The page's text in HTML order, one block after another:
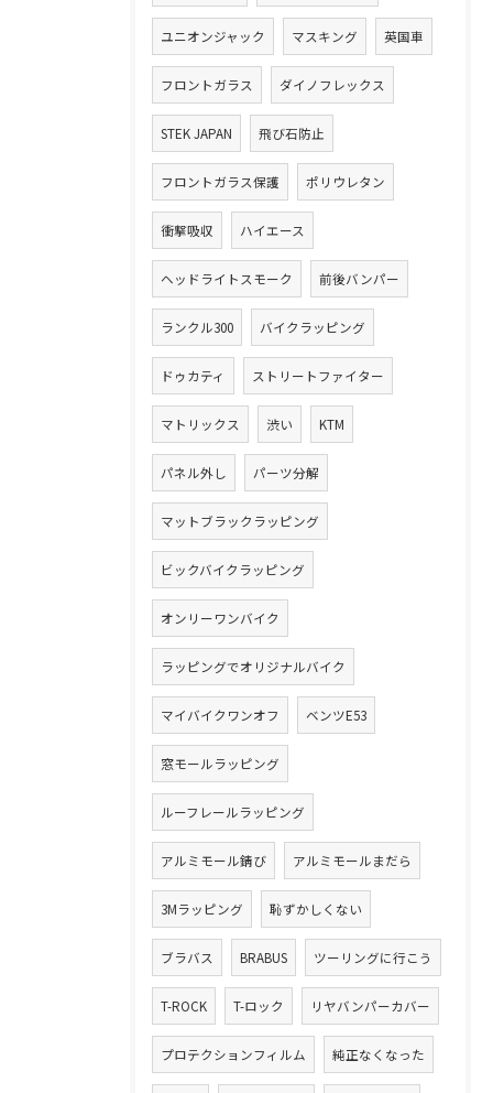
ユニオンジャック マスキング 英国車
フロントガラス ダイノフレックス
STEK JAPAN 飛び石防止
フロントガラス保護 ポリウレタン
衝撃吸収 ハイエース
ヘッドライトスモーク 前後バンパー
ランクル300 バイクラッピング
ドゥカティ ストリートファイター
マトリックス 渋い KTM
パネル外し パーツ分解
マットブラックラッピング
ビックバイクラッピング
オンリーワンバイク
ラッピングでオリジナルバイク
マイバイクワンオフ ベンツE53
窓モールラッピング
ルーフレールラッピング
アルミモール錆び アルミモールまだら
3Mラッピング 恥ずかしくない
ブラバス BRABUS ツーリングに行こう
T-ROCK T-ロック リヤバンパーカバー
プロテクションフィルム 純正なくなった